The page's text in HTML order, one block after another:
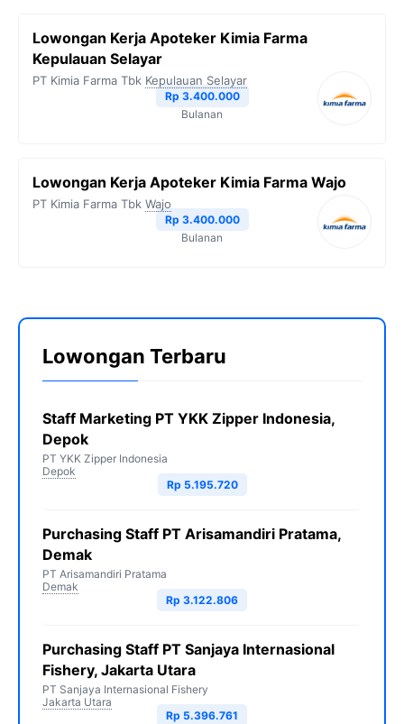
Lowongan Kerja Apoteker Kimia Farma
Kepulauan Selayar
PT Kimia Farma Tbk Kepulauan Selayar
Rp 3.400.000
Bulanan
Lowongan Kerja Apoteker Kimia Farma Wajo
PT Kimia Farma Tbk Wajo
Rp 3.400.000
Bulanan
Lowongan Terbaru
Staff Marketing PT YKK Zipper Indonesia,
Depok
PT YKK Zipper Indonesia
Depok
Rp 5.195.720
Purchasing Staff PT Arisamandiri Pratama,
Demak
PT Arisamandiri Pratama
Demak
Rp 3.122.806
Purchasing Staff PT Sanjaya Internasional
Fishery, Jakarta Utara
PT Sanjaya Internasional Fishery
Jakarta Utara
Rp 5.396.761